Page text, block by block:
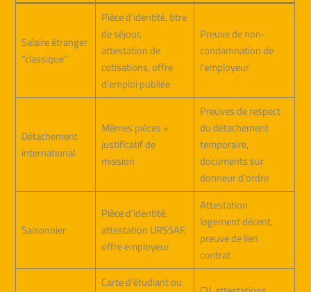
Salaire étranger
“classique”
Pièce d’identité, titre
de séjour,
attestation de
cotisations, offre
d’emploi publiée
Preuve de non-
condamnation de
l’employeur
Détachement
international
Mêmes pièces +
justificatif de
mission
Preuves de respect
du détachement
temporaire,
documents sur
donneur d’ordre
Saisonnier
Pièce d’identité,
attestation URSSAF,
offre employeur
Attestation
logement décent,
preuve de lien
contrat
Carte d’étudiant ou